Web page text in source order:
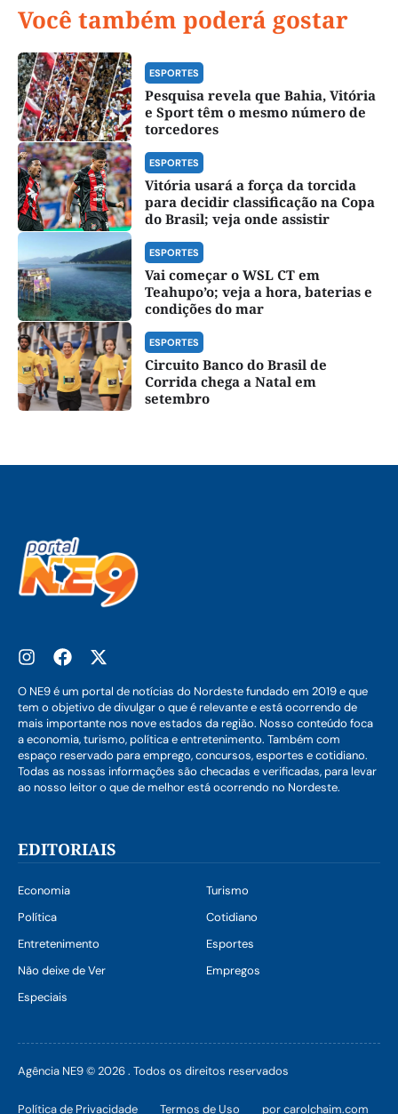
Você também poderá gostar
ESPORTES
Pesquisa revela que Bahia, Vitória
e Sport têm o mesmo número de
torcedores
ESPORTES
Vitória usará a força da torcida
para decidir classificação na Copa
do Brasil; veja onde assistir
ESPORTES
Vai começar o WSL CT em
Teahupo’o; veja a hora, baterias e
condições do mar
ESPORTES
Circuito Banco do Brasil de
Corrida chega a Natal em
setembro
O NE9 é um portal de notícias do Nordeste fundado em 2019 e que
tem o objetivo de divulgar o que é relevante e está ocorrendo de
mais importante nos nove estados da região. Nosso conteúdo foca
a economia, turismo, política e entretenimento. Também com
espaço reservado para emprego, concursos, esportes e cotidiano.
Todas as nossas informações são checadas e verificadas, para levar
ao nosso leitor o que de melhor está ocorrendo no Nordeste.
EDITORIAIS
Economia
Turismo
Política
Cotidiano
Entretenimento
Esportes
Não deixe de Ver
Empregos
Especiais
Agência NE9 © 2026 . Todos os direitos reservados
Política de Privacidade Termos de Uso por carolchaim.com